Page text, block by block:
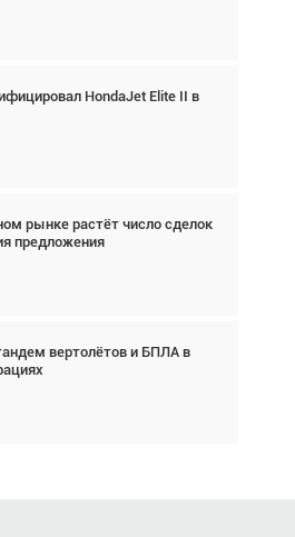
HondaJet Elite II в
рынке растёт число сделок
предложения
вертолётов и БПЛА в
Дэйв Кох: «Фотография
а ИИ всё портит»
поставок сохраняются
это актив. Подходите к
образом